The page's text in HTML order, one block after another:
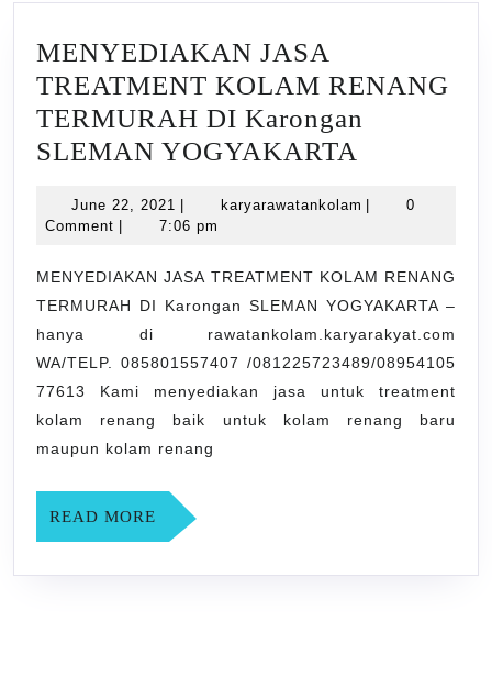
MENYEDIAKAN JASA
TREATMENT KOLAM RENANG
TERMURAH DI Karongan
SLEMAN YOGYAKARTA
RENANG
DI
Karongan
SLEMAN
June 22, 2021 June
22,
| karyarawatankolam |
0
Comment | 7:06 pm
MENYEDIAKAN JASA TREATMENT KOLAM RENANG
TERMURAH DI Karongan SLEMAN YOGYAKARTA –
hanya di rawatankolam.karyarakyat.com
WA/TELP. 085801557407 /081225723489/08954105
77613 Kami menyediakan jasa untuk treatment
kolam renang baik untuk kolam renang baru
maupun kolam renang
READ MORE READ
MORE